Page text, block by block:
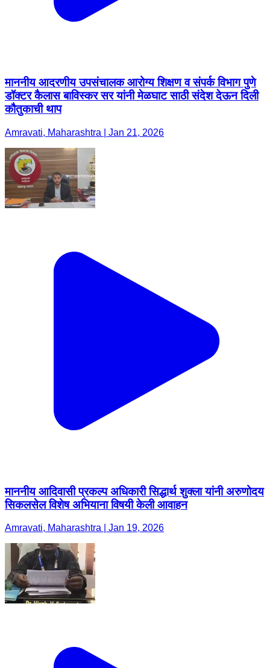
माननीय आदरणीय उपसंचालक आरोग्य शिक्षण व संपर्क विभाग पुणे
डॉक्टर कैलास बाविस्कर सर यांनी मेळघाट साठी संदेश देऊन दिली
कौतुकाची थाप
Amravati, Maharashtra | Jan 21, 2026
माननीय आदिवासी प्रकल्प अधिकारी सिद्धार्थ शुक्ला यांनी अरुणोदय
सिकलसेल विशेष अभियाना विषयी केली आवाहन
Amravati, Maharashtra | Jan 19, 2026